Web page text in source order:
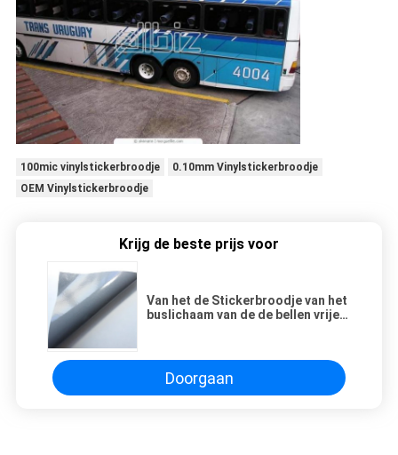
100mic vinylstickerbroodje
0.10mm Vinylstickerbroodje
OEM Vinylstickerbroodje
Krijg de beste prijs voor
Van het de Stickerbroodje van het
buslichaam van de de bellen vrije
100MIC
Doorgaan